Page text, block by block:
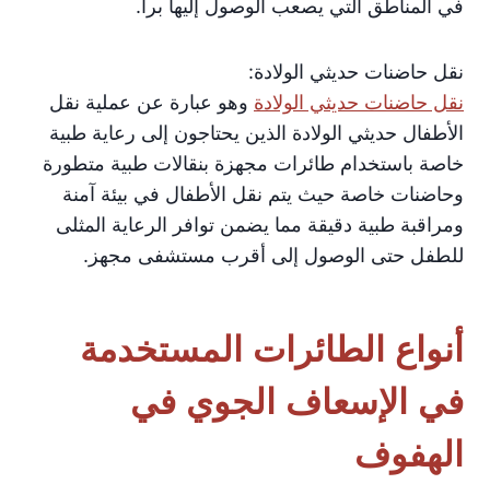
في المناطق التي يصعب الوصول إليها برا.
نقل حاضنات حديثي الولادة:
نقل حاضنات حديثي الولادة وهو عبارة عن عملية نقل
الأطفال حديثي الولادة الذين يحتاجون إلى رعاية طبية
خاصة باستخدام طائرات مجهزة بنقالات طبية متطورة
وحاضنات خاصة حيث يتم نقل الأطفال في بيئة آمنة
ومراقبة طبية دقيقة مما يضمن توافر الرعاية المثلى
للطفل حتى الوصول إلى أقرب مستشفى مجهز.
أنواع الطائرات المستخدمة
في الإسعاف الجوي في
الهفوف